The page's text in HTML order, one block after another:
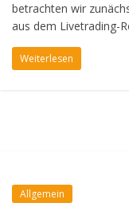
betrachten wir
aus dem Livetrading-
Weiterlesen
Allgemein